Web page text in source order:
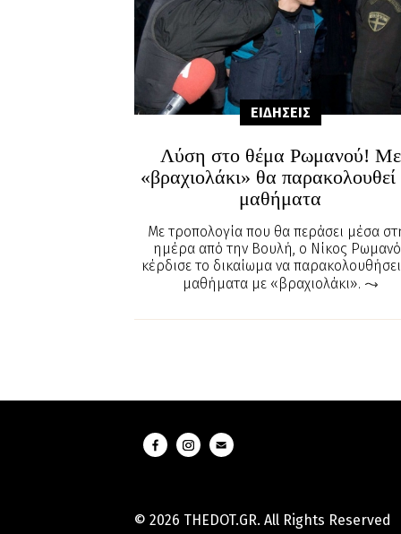
ΕΙΔΗΣΕΙΣ
Λύση στο θέμα Ρωμανού! Με
«βραχιολάκι» θα παρακολουθεί
μαθήματα
Με τροπολογία που θα περάσει μέσα
ημέρα από την Βουλή, ο Νίκος
κέρδισε το δικαίωμα να
μαθήματα με «βραχιολάκι».
© 2026 THEDOT.GR. All Rights Reserved